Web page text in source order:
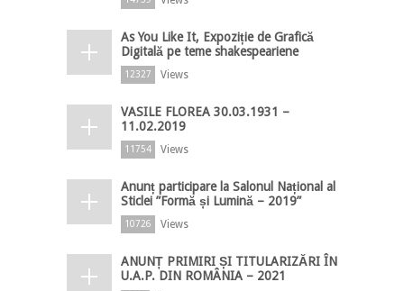
As You Like It, Expoziție de Grafică
Digitală pe teme shakespeariene
12327 Views
VASILE FLOREA 30.03.1931 –
11.02.2019
11754 Views
Anunț participare la Salonul Național al
Sticlei ”Formă și Lumină – 2019”
10726 Views
ANUNȚ PRIMIRI ȘI TITULARIZĂRI ÎN
U.A.P. DIN ROMÂNIA – 2021